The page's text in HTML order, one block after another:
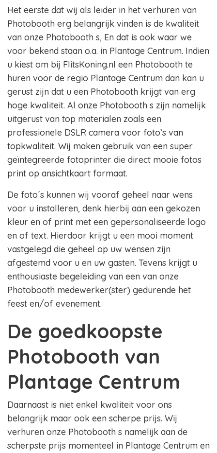
Het eerste dat wij als leider in het verhuren van
Photobooth erg belangrijk vinden is de kwaliteit
van onze Photobooth s, En dat is ook waar we
voor bekend staan o.a. in Plantage Centrum. Indien
u kiest om bij FlitsKoning.nl een Photobooth te
huren voor de regio Plantage Centrum dan kan u
gerust zijn dat u een Photobooth krijgt van erg
hoge kwaliteit. Al onze Photobooth s zijn namelijk
uitgerust van top materialen zoals een
professionele DSLR camera voor foto’s van
topkwaliteit. Wij maken gebruik van een super
geïntegreerde fotoprinter die direct mooie fotos
print op ansichtkaart formaat.
De foto´s kunnen wij vooraf geheel naar wens
voor u installeren, denk hierbij aan een gekozen
kleur en of print met een gepersonaliseerde logo
en of text. Hierdoor krijgt u een mooi moment
vastgelegd die geheel op uw wensen zijn
afgestemd voor u en uw gasten. Tevens krijgt u
enthousiaste begeleiding van een van onze
Photobooth medewerker(ster) gedurende het
feest en/of evenement.
De goedkoopste
Photobooth van
Plantage Centrum
Daarnaast is niet enkel kwaliteit voor ons
belangrijk maar ook een scherpe prijs. Wij
verhuren onze Photobooth s namelijk aan de
scherpste prijs momenteel in Plantage Centrum en